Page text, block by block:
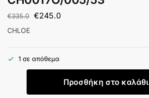
€335.0 €245.0
CHLOE
1 σε απόθεμα
Προσθήκη στο καλάθι